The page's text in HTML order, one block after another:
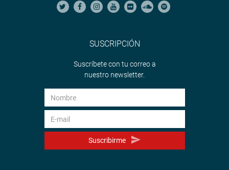
SUSCRIPCIÓN
Suscríbete con tu correo a
nuestro newsletter.
Suscribirme